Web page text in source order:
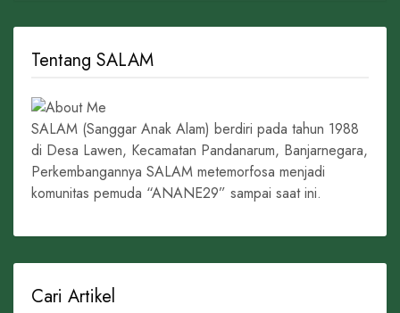
Tentang SALAM
SALAM (Sanggar Anak Alam) berdiri pada tahun 1988
di Desa Lawen, Kecamatan Pandanarum, Banjarnegara,
Perkembangannya SALAM metemorfosa menjadi
komunitas pemuda “ANANE29” sampai saat ini.
Cari Artikel